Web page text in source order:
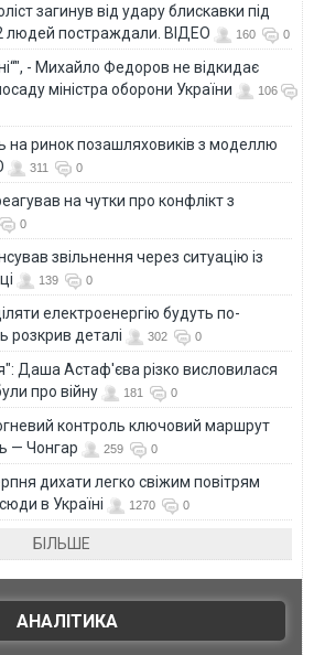
загинув від удару блискавки під
людей постраждали. ВІДЕО
160 0
- Михайло Федоров не відкидає
міністра оборони України
106
на ринок позашляховиків з моделлю
311 0
на чутки про конфлікт з
0
звільнення через ситуацію із
139 0
електроенергію будуть по-
розкрив деталі
302 0
Даша Астаф'єва різко висловилася
про війну
181 0
контроль ключовий маршрут
— Чонгар
259 0
дихати легко свіжим повітрям
в Україні
1270 0
БІЛЬШЕ
АНАЛІТИКА